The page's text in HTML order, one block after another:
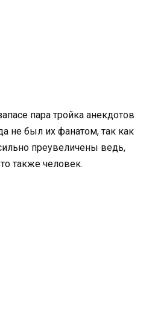
пара тройка анекдотов
не был их фанатом, так как
преувеличены ведь,
также человек.